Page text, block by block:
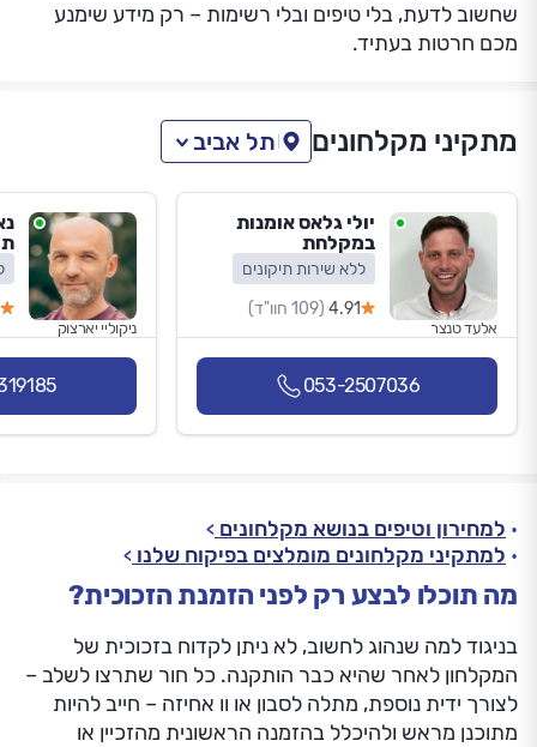
שחשוב לדעת, בלי טיפים ובלי רשימות – רק מידע שימנע
מכם חרטות בעתיד.
מתקיני מקלחונים תל אביב
יולי גלאס אומנות
במקלחת
ללא שירות תיקונים
4.91 (109 חוו"ד)
אלעד טנצר
053-2507036
ניקוליי יארצוק
למחירון וטיפים בנושא מקלחונים
למתקיני מקלחונים מומלצים בפיקוח שלנו
מה תוכלו לבצע רק לפני הזמנת הזכוכית?
בניגוד למה שנהוג לחשוב, לא ניתן לקדוח בזכוכית של
המקלחון לאחר שהיא כבר הותקנה. כל חור שתרצו לשלב –
לצורך ידית נוספת, מתלה לסבון או וו אחיזה – חייב להיות
מתוכנן מראש ולהיכלל בהזמנה הראשונית מהזכיין או